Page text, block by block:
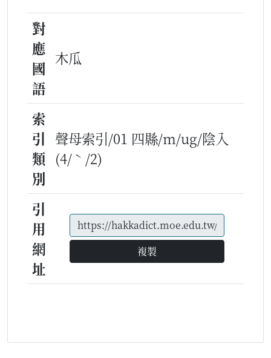
對
應
國
語
木瓜
索
引
類
別
聲母索引/01 四縣/m/ug/陰入
(4/ˋ/2)
引
用
網
址
複製